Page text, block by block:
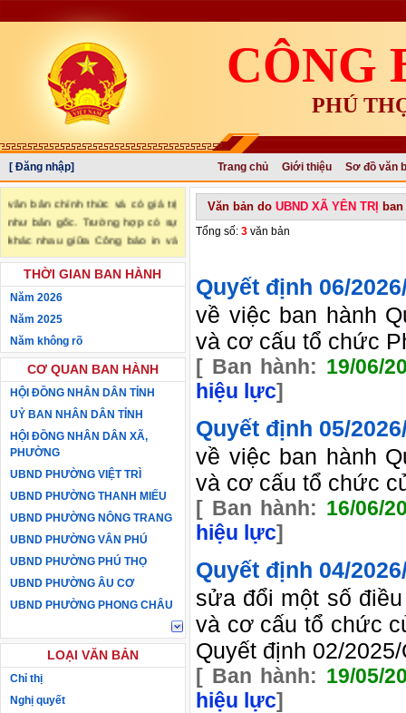
CÔNG
PHÚ
[ Đăng nhập] Trang chủ Giới thiệu
Sơ đồ văn
"Văn bản đăng trên Công báo là
văn bản chính thức và có giá trị
như bản gốc. Trường hợp có sự
khác nhau giữa Công báo in và
Công báo điện tử thì sử dụng
Công báo in làm căn cứ chính
thức." (trích Nghị định số
34/2016/NĐ-CP ngày 14/05/2016
THỜI GIAN BAN HÀNH
Năm 2026
Năm 2025
Năm không rõ
CƠ QUAN BAN HÀNH
HỘI ĐỒNG NHÂN DÂN TỈNH
UỶ BAN NHÂN DÂN TỈNH
HỘI ĐỒNG NHÂN DÂN XÃ,
PHƯỜNG
UBND PHƯỜNG VIỆT TRÌ
UBND PHƯỜNG THANH MIẾU
UBND PHƯỜNG NÔNG TRANG
UBND PHƯỜNG VÂN PHÚ
UBND PHƯỜNG PHÚ THỌ
UBND PHƯỜNG ÂU CƠ
UBND PHƯỜNG PHONG CHÂU
LOẠI VĂN BẢN
Chỉ thị
Nghị quyết
Văn bản do UBND XÃ YÊN TRỊ
Tổng số: 3 văn bản
Quyết định 06/
về việc ban hành
và cơ cấu tổ chức
[ Ban hành: 19/06/
hiệu lực]
Quyết định 05/
về việc ban hành
và cơ cấu tổ chức
[ Ban hành: 16/06/
hiệu lực]
Quyết định 04/
sửa đổi một số
và cơ cấu tổ chức
Quyết định 02/
[ Ban hành: 19/05/
hiệu lực]